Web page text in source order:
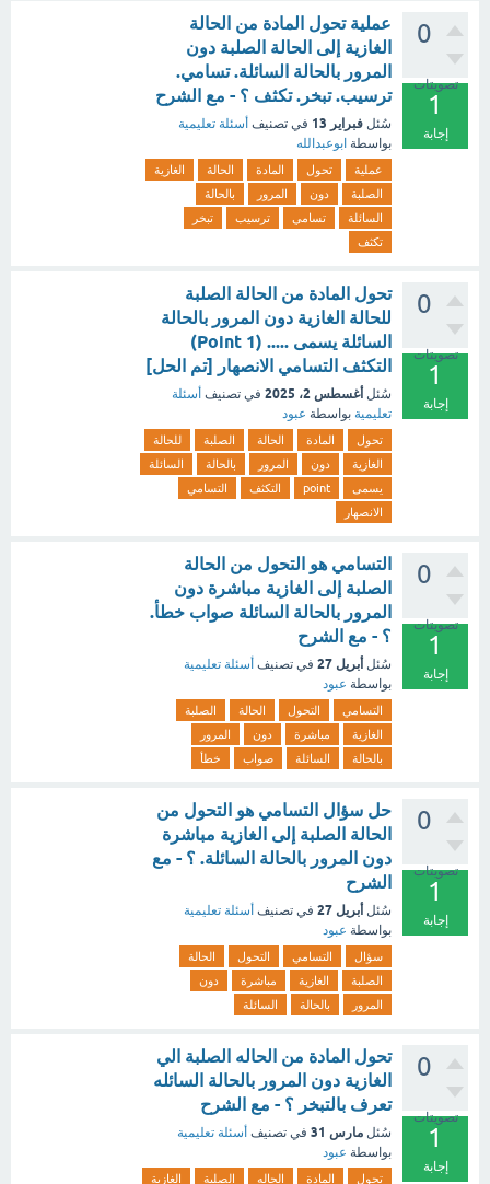
0
تصويتات
1
إجابة
عملية تحول المادة من الحالة
الغازية إلى الحالة الصلبة دون
المرور بالحالة السائلة. تسامي.
ترسيب. تبخر. تكثف ؟ - مع الشرح
سُئل فبراير 13 في تصنيف أسئلة تعليمية
بواسطة ابوعبدالله
عملية تحول المادة الحالة
الغازية
الصلبة
دون المرور
بالحالة
السائلة
تسامي ترسيب
تبخر
تكثف
0
تصويتات
1
إجابة
تحول المادة من الحالة الصلبة
للحالة الغازية دون المرور بالحالة
السائلة يسمى ..... (1 Point)
التكثف التسامي الانصهار [تم الحل]
سُئل أغسطس 2، 2025 في تصنيف أسئلة
تعليمية بواسطة عبود
تحول المادة الحالة الصلبة
للحالة
الغازية
دون المرور بالحالة
السائلة
يسمى
point التكثف
التسامي
الانصهار
0
تصويتات
1
إجابة
التسامي هو التحول من الحالة
الصلبة إلى الغازية مباشرة دون
المرور بالحالة السائلة صواب خطأ.
؟ - مع الشرح
سُئل أبريل 27 في تصنيف أسئلة تعليمية
بواسطة عبود
التسامي التحول الحالة
الصلبة
الغازية
مباشرة دون
المرور
بالحالة
السائلة صواب خطأ
0
تصويتات
1
إجابة
حل سؤال التسامي هو التحول من
الحالة الصلبة إلى الغازية مباشرة
دون المرور بالحالة السائلة. ؟ - مع
الشرح
سُئل أبريل 27 في تصنيف أسئلة تعليمية
بواسطة عبود
سؤال التسامي التحول
الحالة
الصلبة
الغازية مباشرة
دون
المرور
بالحالة السائلة
0
تصويتات
1
إجابة
تحول المادة من الحاله الصلبة الي
الغازية دون المرور بالحالة السائله
تعرف بالتبخر ؟ - مع الشرح
سُئل مارس 31 في تصنيف أسئلة تعليمية
بواسطة عبود
تحول المادة الحاله الصلبة الغازية